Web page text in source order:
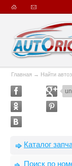
Главная → Найти
Каталог
Поиск по